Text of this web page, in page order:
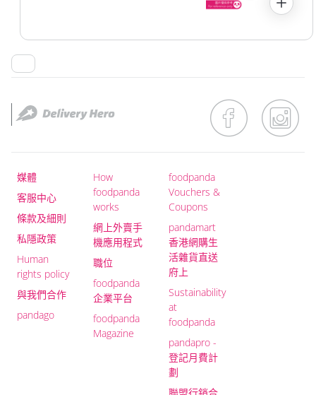
媒體
客服中心
條款及細則
私隱政策
Human
rights policy
與我們合作
pandago
How
foodpanda
works
網上外賣手
機應用程式
職位
foodpanda
企業平台
foodpanda
Magazine
foodpanda
Vouchers &
Coupons
pandamart
香港網購生
活雜貨直送
府上
Sustainability
at
foodpanda
pandapro -
登記月費計
劃
聯盟行銷合